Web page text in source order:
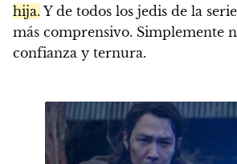
hija. Y de todos los jedis de la
más comprensivo. Simplemente
confianza y ternura.